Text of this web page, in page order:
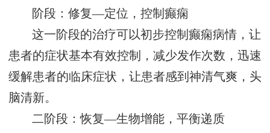
阶段：修复—定位，控制癫痫
这一阶段的治疗可以初步控制癫痫病情，让
患者的症状基本有效控制，减少发作次数，迅速
缓解患者的临床症状，让患者感到神清气爽，头
脑清新。
二阶段：恢复—生物增能，平衡递质